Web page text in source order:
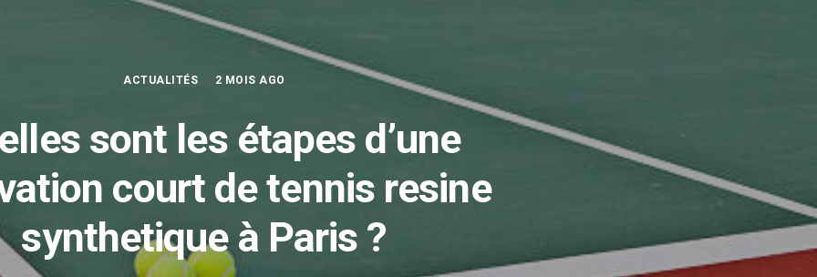
ACTUALITÉS 2 MOIS AGO
sont les étapes d’une
court de tennis resine
synthetique à Paris ?